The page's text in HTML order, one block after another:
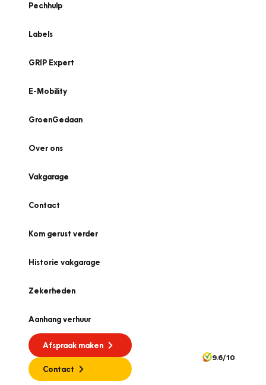
Pechhulp
Labels
GRIP Expert
E-Mobility
GroenGedaan
Over ons
Vakgarage
Contact
Kom gerust verder
Historie vakgarage
Zekerheden
Aanhang verhuur
Afspraak maken
Contact
9.6/10